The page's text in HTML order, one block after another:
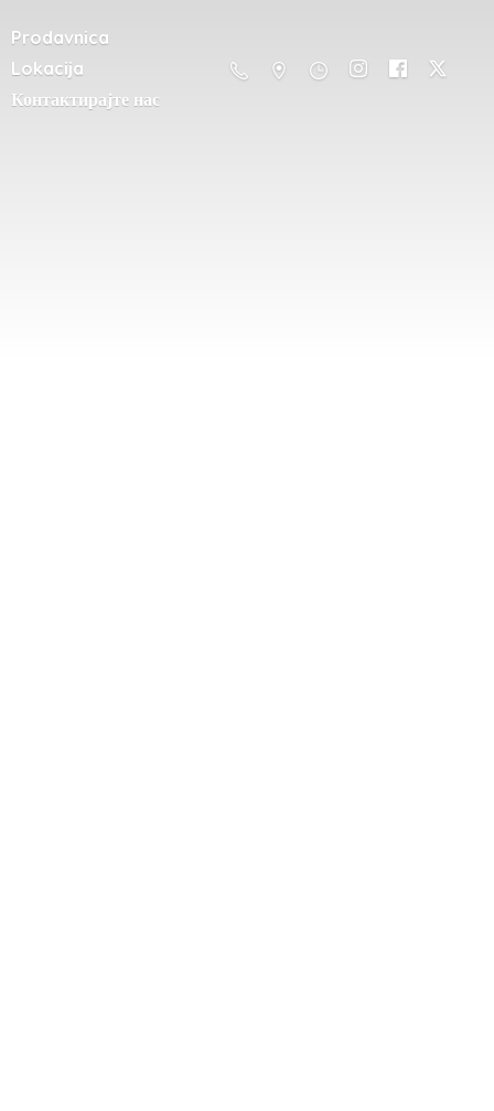
Prodavnica
Lokacija
Контактирајте нас